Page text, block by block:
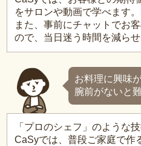
をサロンや動画で学べます。
また、事前にチャットでお
ので、当日迷う時間を減らせ
お料理に興味
腕前がないと
「プロのシェフ」のような
CaSyでは、普段ご家庭で作